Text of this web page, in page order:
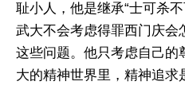
耻小人，他是继承“士可杀
武大不会考虑得罪西门庆会
这些问题。他只考虑自己的
大的精神世界里，精神追求